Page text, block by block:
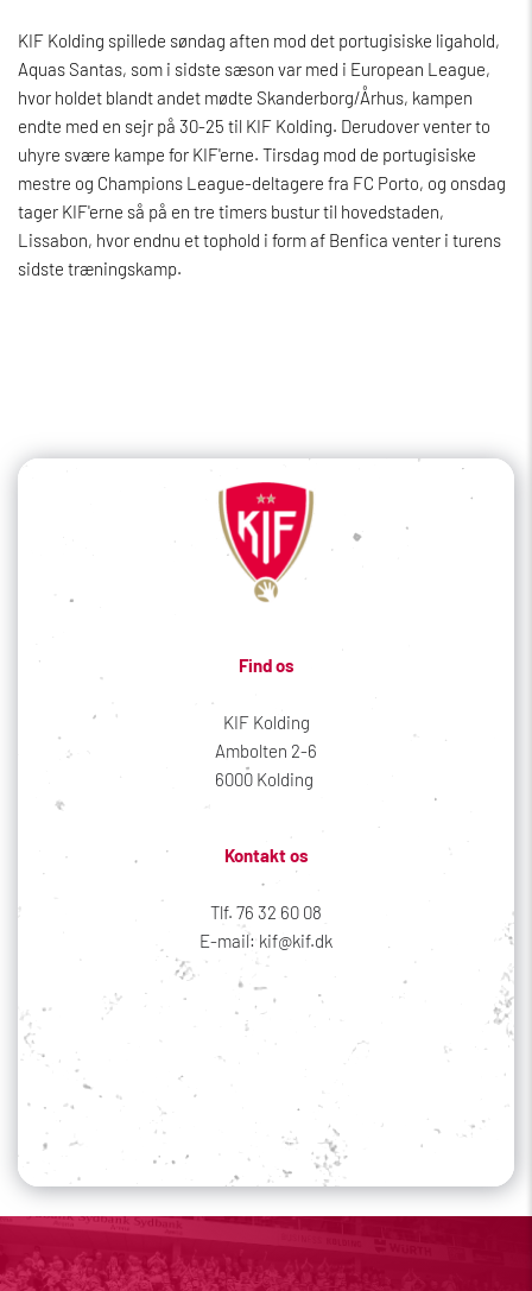
KIF Kolding spillede søndag aften mod det portugisiske ligahold,
Aquas Santas, som i sidste sæson var med i European League,
hvor holdet blandt andet mødte Skanderborg/Århus, kampen
endte med en sejr på 30-25 til KIF Kolding. Derudover venter to
uhyre svære kampe for KIF'erne. Tirsdag mod de portugisiske
mestre og Champions League-deltagere fra FC Porto, og onsdag
tager KIF'erne så på en tre timers bustur til hovedstaden,
Lissabon, hvor endnu et tophold i form af Benfica venter i turens
sidste træningskamp.
Find os
KIF Kolding
Ambolten 2-6
6000 Kolding
Kontakt os
Tlf. 76 32 60 08
E-mail: kif@kif.dk
Sociale medier
Din profil